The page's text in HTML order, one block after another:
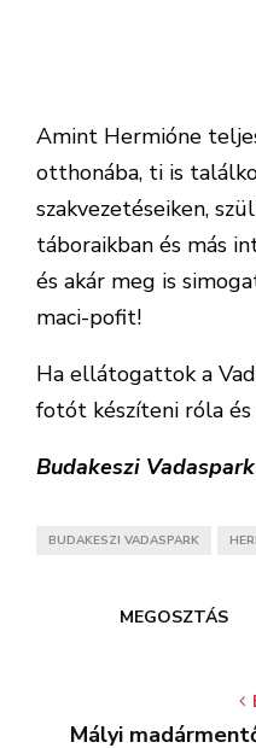
Amint Hermióne
otthonába, ti is
szakvezetéseiken,
táboraikban és más
és akár meg is
maci-pofit!
Ha ellátogattok a
fotót készíteni róla
Budakeszi
BUDAKESZI VADASPARK
MEGOSZTÁS
Mályi